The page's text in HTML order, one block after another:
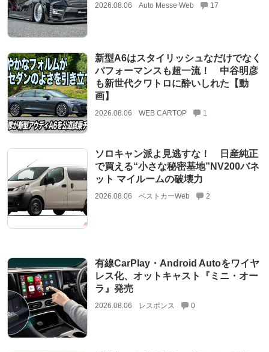
2026.08.06 Auto Messe Web 17
新型A6はスタイリッシュなだけでなく
パフォーマンスも超一流！ 中谷明彦
も新世代クワトロに酔いしれた【動
画】
2026.08.06 WEB CARTOP 1
ソロキャン派よ見逃すな！ 日産純正
で買える“小さな秘密基地”NV200バネ
ット マイルームの破壊力
2026.08.06 ベストカーWeb 2
有線CarPlay・Android Autoをワイヤ
レス化、オットキャスト『ミニ・オー
ラ』発売
2026.08.06 レスポンス 0